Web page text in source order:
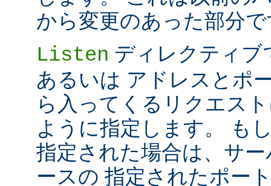
から変更のあった部分
Listen ディレクティブ
あるいは アドレスとポ
ら入ってくるリクエス
ように指定します。 も
指定された場合は、サ
ースの 指定されたポー